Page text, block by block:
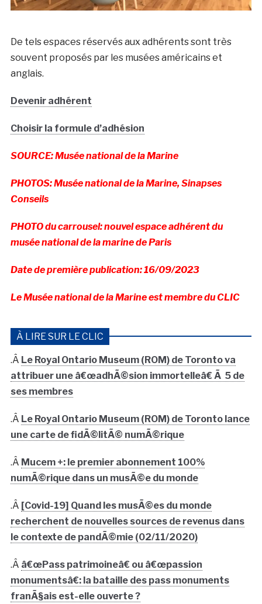
De tels espaces réservés aux adhérents sont très
souvent proposés par les musées américains et
anglais.
Devenir adhérent
Choisir la formule d’adhésion
SOURCE: Musée national de la Marine
PHOTOS: Musée national de la Marine, Sinapses
Conseils
PHOTO du carrousel: nouvel espace adhérent du
musée national de la marine de Paris
Date de première publication: 16/09/2023
Le Musée national de la Marine est membre du CLIC
À LIRE SUR LE CLIC
.Â Le Royal Ontario Museum (ROM) de Toronto va
attribuer une â€œadhÃ©sion immortelleâ€ Ã 5 de
ses membres
.Â Le Royal Ontario Museum (ROM) de Toronto lance
une carte de fidÃ©litÃ© numÃ©rique
.Â Mucem +: le premier abonnement 100%
numÃ©rique dans un musÃ©e du monde
.Â [Covid-19] Quand les musÃ©es du monde
recherchent de nouvelles sources de revenus dans
le contexte de pandÃ©mie (02/11/2020)
.Â â€œPass patrimoineâ€ ou â€œpassion
monumentsâ€: la bataille des pass monuments
franÃ§ais est-elle ouverte ?